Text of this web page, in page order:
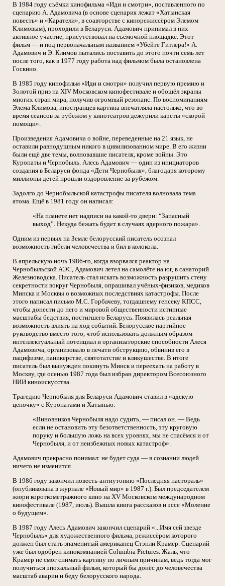
В 1984 году съёмки кинофильма «Иди и смотри», поставленного по
сценарию А. Адамовича (в основе сценария лежат «Хатынская
повесть» и «Каратели», в соавторстве с кинорежиссёром Элемом
Климовым), проходили в Беларуси. Адамович принимал в них
активное участие, присутствовал на съёмочной площадке. Этот
фильм — и под первоначальным названием «Убейте Гитлера!» А.
Адамович и Э. Климов пытались поставить до этого почти семь лет
после того, как в 1977 году работа над фильмом была остановлена
Госкино.
В 1985 году кинофильм «Иди и смотри» получил первую премию и
Золотой приз на XIV Московском кинофестивале и обошёл экраны
многих стран мира, получив огромный резонанс. По воспоминаниям
Элема Климова, иностранцев картина впечатляла настолько, что во
время сеансов за рубежом у кинотеатров дежурили кареты «скорой
помощи».
Произведения Адамовича о войне, переведенные на 21 язык, не
оставили равнодушным никого в цивилизованном мире. В его жизни
были ещё две темы, волновавшие писателя, кроме войны. Это
Куропаты и Чернобыль. Алесь Адамович — один из инициаторов
создания в Беларуси фонда «Дети Чернобыля», благодаря которому
миллионы детей прошли оздоровление за рубежом.
Задолго до Чернобыльской катастрофы писателя волновала тема
атома. Ещё в 1981 году он написал:
«На планете нет надписи на какой-то двери: “Запасный
выход”. Некуда бежать будет в случаях ядерного пожара».
Одним из первых на Земле белорусский писатель осознал
возможность гибели человечества и бил в колокола.
В апрельскую ночь 1986-го, когда взорвался реактор на
Чернобыльской АЭС, Адамович летел на самолёте на юг, в санаторий
Железноводска. Писатель стал искать возможность разрушить стену
секретности вокруг Чернобыля, опрашивал учёных-физиков, медиков
Минска и Москвы о возможных последствиях катастрофы. После
этого написал письмо М.С. Горбачеву, тогдашнему генсеку КПСС,
чтобы донести до него и мировой общественности истинные
масштабы бедствия, постигшего Беларусь. Появилась реальная
возможность влиять на ход событий. Белорусское партийное
руководство вместо того, чтоб использовать должным образом
интеллектуальный потенциал и организаторские способности Алеся
Адамовича, организовало в печати обструкцию, обвинив его в
пацифизме, паникерстве, святотатстве и кликушестве. В итоге
писатель был вынужден покинуть Минск и переехать на работу в
Москву, где осенью 1987 года был избран директором Всесоюзного
НИИ киноискусства.
Трагедию Чернобыля для Беларуси Адамович ставил в «адскую
цепочку» с Куропатами и Хатынью.
«Виновников Чернобыля надо судить, — писал он. — Ведь
если не остановить эту безответственность, эту круговую
поруку и большую ложь на всех уровнях, мы не спасёмся и от
Чернобыля, и от неизбежных новых катастроф».
Адамович прекрасно понимал: не будет суда — в сознании людей
ничего не изменится.
В 1986 году закончил повесть-антиутопию «Последняя пастораль»
(опубликована в журнале «Новый мир» в 1987 г.). Был председателем
жюри короткометражного кино на XV Московском международном
кинофестивале (1987, июль). Вышла книга рассказов и эссе «Моление
о будущем».
В 1987 году Алесь Адамович закончил сценарий «...Имя сей звезде
Чернобыль» для художественного фильма, режиссёром которого
должен был стать знаменитый американец Стэнли Крамер. Сценарий
уже был одобрен кинокомпанией Columbia Pictures. Жаль, что
Крамер не смог снимать картину по личным причинам, ведь тогда мог
получиться эпохальный фильм, который бы донёс до человечества
масштаб аварии и беду белорусского народа.